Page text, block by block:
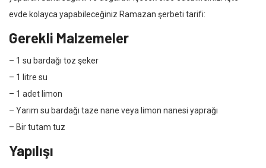
evde kolayca yapabileceğiniz Ramazan şerbeti tarifi:
Gerekli Malzemeler
– 1 su bardağı toz şeker
– 1 litre su
– 1 adet limon
– Yarım su bardağı taze nane veya limon nanesi yaprağı
– Bir tutam tuz
Yapılışı